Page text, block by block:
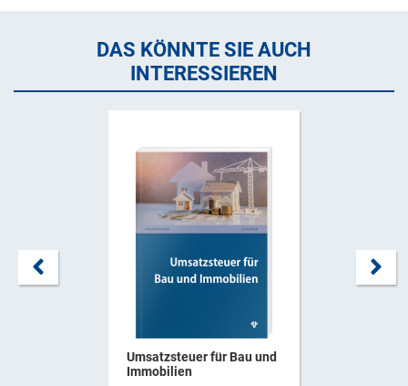
DAS KÖNNTE SIE AUCH
INTERESSIEREN
Umsatzsteuer für Bau und
Immobilien